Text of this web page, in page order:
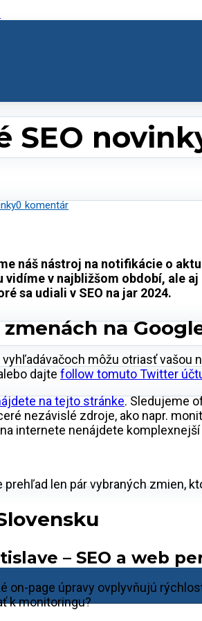
SEO
0 komentár
náš nástroj na notifikácie o
vidíme v najbližšom období, ale
sa udiali v SEO na jar 2024.
na
môžu otriasť vašou
dajte follow tomuto Twitter
na tejto stránke. Sledujeme
nezávislé zdroje, ako napr.
internete nenájdete
len pár vybraných zmien,
– SEO a web
on-page úpravy ovplyvňujú
k monitoringu?